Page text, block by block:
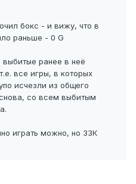
бокс - и вижу, что в
раньше - 0 G
выбитые ранее в неё
все игры, в которых
исчезли из общего
со всем выбитым
играть можно, но 33К